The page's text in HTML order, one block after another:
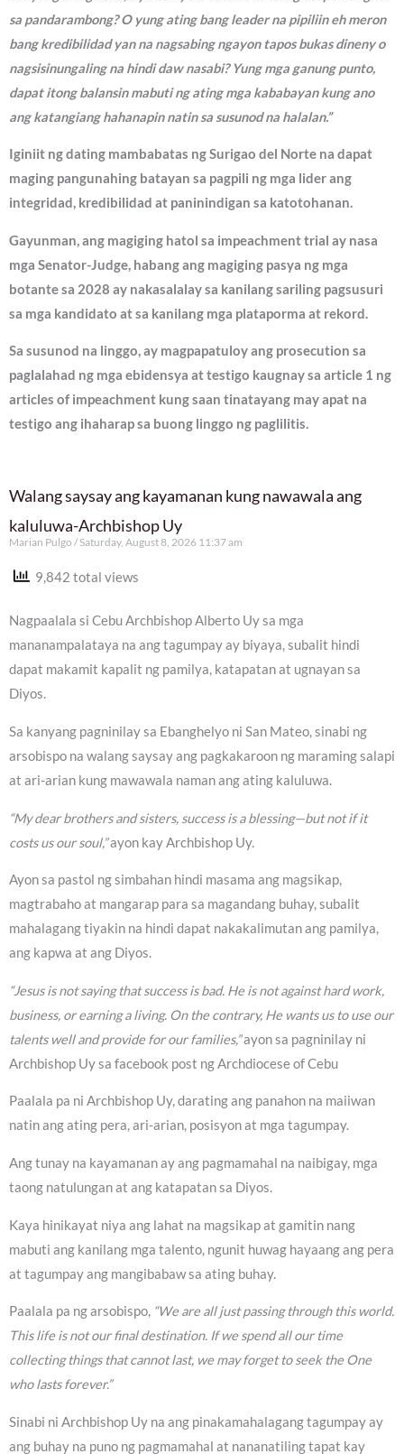
sa pandarambong? O yung ating bang leader na pipiliin eh meron
bang kredibilidad yan na nagsabing ngayon tapos bukas dineny o
nagsisinungaling na hindi daw nasabi? Yung mga ganung punto,
dapat itong balansin mabuti ng ating mga kababayan kung ano
ang katangiang hahanapin natin sa susunod na halalan.”
Iginiit ng dating mambabatas ng Surigao del Norte na dapat
maging pangunahing batayan sa pagpili ng mga lider ang
integridad, kredibilidad at paninindigan sa katotohanan.
Gayunman, ang magiging hatol sa impeachment trial ay nasa
mga Senator-Judge, habang ang magiging pasya ng mga
botante sa 2028 ay nakasalalay sa kanilang sariling pagsusuri
sa mga kandidato at sa kanilang mga plataporma at rekord.
Sa susunod na linggo, ay magpapatuloy ang prosecution sa
paglalahad ng mga ebidensya at testigo kaugnay sa article 1 ng
articles of impeachment kung saan tinatayang may apat na
testigo ang ihaharap sa buong linggo ng paglilitis.
Walang saysay ang kayamanan kung nawawala ang
kaluluwa-Archbishop Uy
Marian Pulgo Saturday, August 8, 2026 11:37 am
9,842 total views
Nagpaalala si Cebu Archbishop Alberto Uy sa mga
mananampalataya na ang tagumpay ay biyaya, subalit hindi
dapat makamit kapalit ng pamilya, katapatan at ugnayan sa
Diyos.
Sa kanyang pagninilay sa Ebanghelyo ni San Mateo, sinabi ng
arsobispo na walang saysay ang pagkakaroon ng maraming salapi
at ari-arian kung mawawala naman ang ating kaluluwa.
“My dear brothers and sisters, success is a blessing—but not if it
costs us our soul,”ayon kay Archbishop Uy.
Ayon sa pastol ng simbahan hindi masama ang magsikap,
magtrabaho at mangarap para sa magandang buhay, subalit
mahalagang tiyakin na hindi dapat nakakalimutan ang pamilya,
ang kapwa at ang Diyos.
“Jesus is not saying that success is bad. He is not against hard work,
business, or earning a living. On the contrary, He wants us to use our
talents well and provide for our families,”ayon sa pagninilay ni
Archbishop Uy sa facebook post ng Archdiocese of Cebu
Paalala pa ni Archbishop Uy, darating ang panahon na maiiwan
natin ang ating pera, ari-arian, posisyon at mga tagumpay.
Ang tunay na kayamanan ay ang pagmamahal na naibigay, mga
taong natulungan at ang katapatan sa Diyos.
Kaya hinikayat niya ang lahat na magsikap at gamitin nang
mabuti ang kanilang mga talento, ngunit huwag hayaang ang pera
at tagumpay ang mangibabaw sa ating buhay.
Paalala pa ng arsobispo, “We are all just passing through this world.
This life is not our final destination. If we spend all our time
collecting things that cannot last, we may forget to seek the One
who lasts forever.”
Sinabi ni Archbishop Uy na ang pinakamahalagang tagumpay ay
ang buhay na puno ng pagmamahal at nananatiling tapat kay